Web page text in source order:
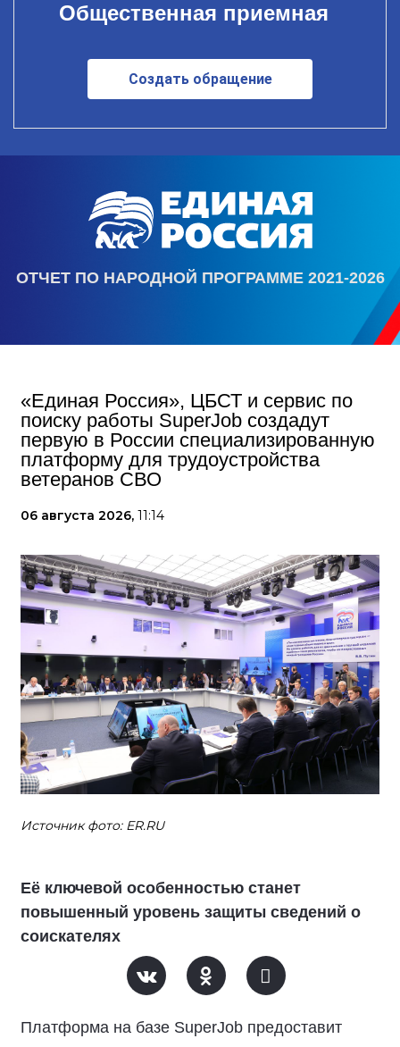
Общественная приемная
Создать обращение
ОТЧЕТ ПО НАРОДНОЙ ПРОГРАММЕ 2021-2026
«Единая Россия», ЦБСТ и сервис по
поиску работы SuperJob создадут
первую в России специализированную
платформу для трудоустройства
ветеранов СВО
06 августа 2026, 11:14
Источник фото: ER.RU
Её ключевой особенностью станет
повышенный уровень защиты сведений о
соискателях
Платформа на базе SuperJob предоставит